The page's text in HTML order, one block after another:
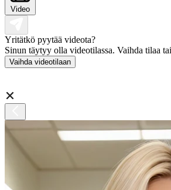
Video
Yritätkö pyytää videota?
Sinun täytyy olla videotilassa. Vaihda tilaa
Vaihda videotilaan